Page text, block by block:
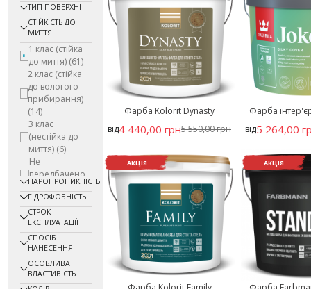
ТИП ПОВЕРХНІ
СТІЙКІСТЬ ДО
МИТТЯ
1 клас (стійка
до миття) (61)
2 клас (стійка
до вологого
прибирання)
(14)
3 клас
(нестійка до
миття) (6)
Не
передбачено
(1)
ПАРОПРОНИКНІСТЬ
ГІДРОФОБНІСТЬ
СТРОК
ЕКСПЛУАТАЦІЇ
СПОСІБ
НАНЕСЕННЯ
ОСОБЛИВА
ВЛАСТИВІСТЬ
Фарба Kolorit Dynasty
від4 440,00 грн5 550,00 грн
Фарба
від5 264,00
АКЦІЯ АКЦІЯ